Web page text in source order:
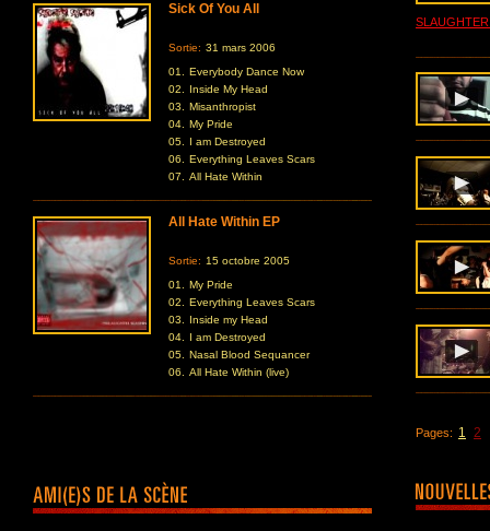
Sick Of You All
Sortie: 31 mars 2006
01.
Everybody Dance Now
02.
Inside My Head
03.
Misanthropist
04.
My Pride
05.
I am Destroyed
06.
Everything Leaves Scars
07.
All Hate Within
All Hate Within EP
Sortie: 15 octobre 2005
01.
My Pride
02.
Everything Leaves Scars
03.
Inside my Head
04.
I am Destroyed
05.
Nasal Blood Sequancer
06.
All Hate Within (live)
Pages: 1 2